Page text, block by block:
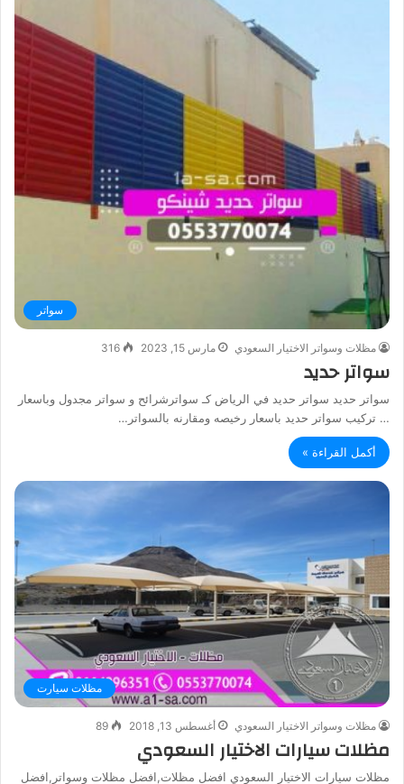
سواتر
مظلات وسواتر الاختيار السعودي مارس 15, 2023 316
سواتر حديد
سواتر حديد سواتر حديد في الرياض كـ سواترشرائح و سواتر مجدول وباسعار
… تركيب سواتر حديد باسعار رخيصه ومقارنه بالسواتر…
أكمل القراءة »
مظلات سيارت
مظلات وسواتر الاختيار السعودي أغسطس 13, 2018 89
مظلات سيارات الاختيار السعودي
مظلات سيارات الاختيار السعودي افضل مظلات,افضل مظلات وسواتر,افضل